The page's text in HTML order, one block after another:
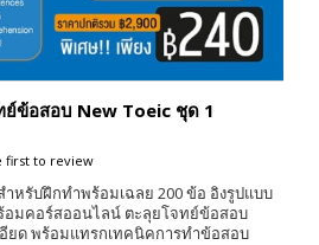
ข้อสอบ New Toeic ชุด 1
first to review
หรับฝึกทำพร้อมเฉลย 200 ข้อ อิงรูปแบบ
อมคอร์สออนไลน์ ตะลุยโจทย์ข้อสอบ
ยด พร้อมแทรกเทคนิคการทำข้อสอบ